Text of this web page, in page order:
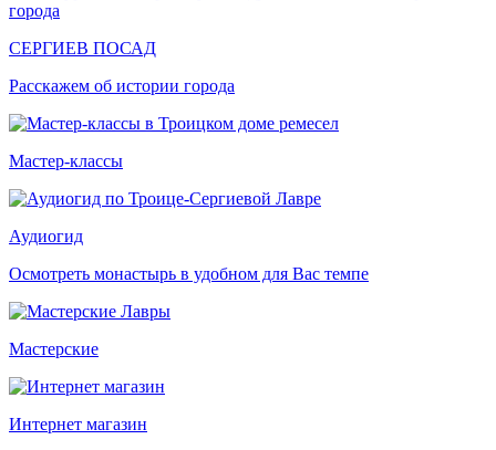
СЕРГИЕВ ПОСАД
Расскажем об истории города
Мастер-классы
Аудиогид
Осмотреть монастырь в удобном для Вас темпе
Мастерские
Интернет магазин